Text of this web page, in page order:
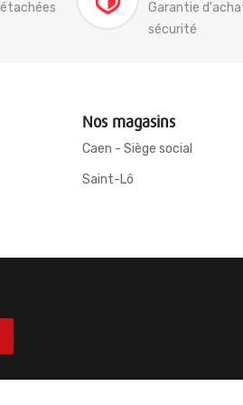
Garantie
sécurité
Nos magasins
Caen - Siège social
Saint-Lô